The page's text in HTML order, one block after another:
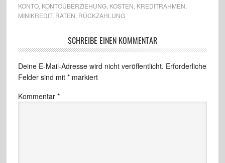
KONTO, KONTOÜBERZIEHUNG, KOSTEN KREDITRAHMEN
MINIKREDIT, RATEN RÜCKZAHLUNG
SCHREIBE EINEN KOMMENTAR
Deine E-Mail-Adresse wird nicht veröffentlicht. Erforderliche
Felder sind mit *markiert
Kommentar *